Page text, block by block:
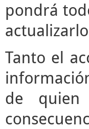
pondrá
Tanto el
de quien